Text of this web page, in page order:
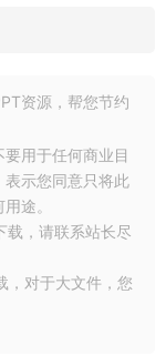
资源，帮您节约
用于任何商业目
表示您同意只将此
途。
载，请联系站长尽
，对于大文件，您